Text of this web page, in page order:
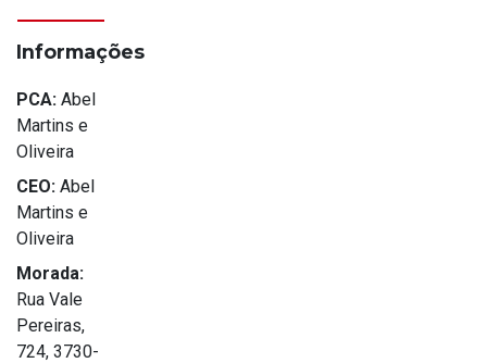
Informações
PCA: Abel
Martins e
Oliveira
CEO: Abel
Martins e
Oliveira
Morada:
Rua Vale
Pereiras,
724, 3730-